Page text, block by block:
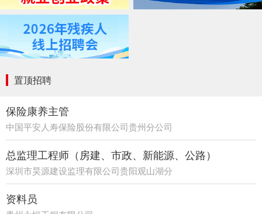
置顶招聘
保险康养主管
中国平安人寿保险股份有限公司贵州分公司
21部
总监理工程师（房建、市政、新能源、公路）
深圳市昊源建设监理有限公司贵阳观山湖分
公司
资料员